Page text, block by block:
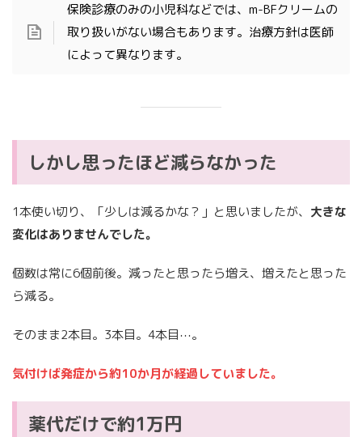
保険診療のみの小児科などでは、m-BFクリームの
取り扱いがない場合もあります。治療方針は医師
によって異なります。
しかし思ったほど減らなかった
1本使い切り、「少しは減るかな？」と思いましたが、 大きな
変化はありませんでした。
個数は常に6個前後。減ったと思ったら増え、増えたと思った
ら減る。
そのまま2本目。3本目。4本目⋯。
気付けば発症から約10か月が経過していました。
薬代だけで約1万円